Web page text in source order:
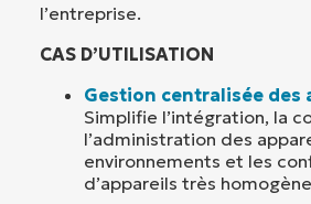
l’entreprise.
CAS D’UTILISATION
Gestion centralisée des
Simplifie l’intégration, la
l’administration des
environnements et les
d’appareils très